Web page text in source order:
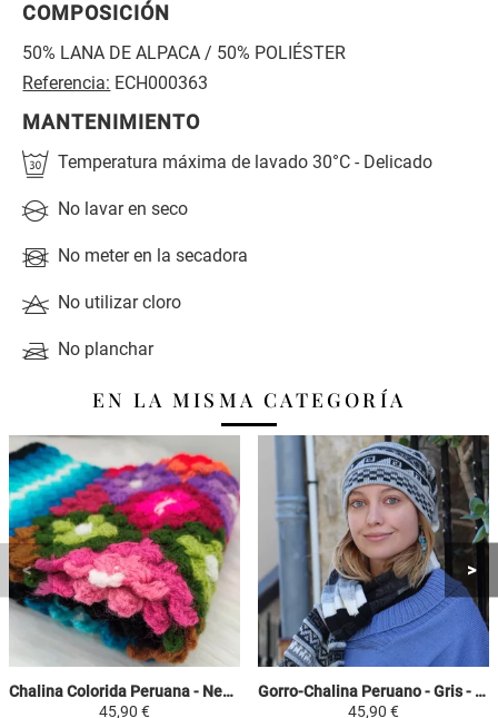
COMPOSICIÓN
50% LANA DE ALPACA / 50% POLIÉSTER
Referencia: ECH000363
MANTENIMIENTO
Temperatura máxima de lavado 30°C - Delicado
No lavar en seco
No meter en la secadora
No utilizar cloro
No planchar
EN LA MISMA CATEGORÍA
Chalina Colorida Peruana - Negr / Celeste / Colorido - Crochet Huancavelica
45,90 €
Gorro-Chalina Peruano - Gris - con Franjas
45,90 €